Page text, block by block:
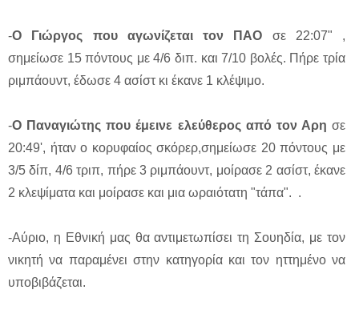
-Ο Γιώργος που αγωνίζεται τον ΠΑΟ σε 22:07" ,
σημείωσε 15 πόντους με 4/6 διπ. και 7/10 βολές. Πήρε τρία
ριμπάουντ, έδωσε 4 ασίστ κι έκανε 1 κλέψιμο.
-Ο Παναγιώτης που έμεινε ελεύθερος από τον Αρη σε
20:49', ήταν ο κορυφαίος σκόρερ,σημείωσε 20 πόντους με
3/5 δίπ, 4/6 τριπ, πήρε 3 ριμπάουντ, μοίρασε 2 ασίστ, έκανε
2 κλεψίματα και μοίρασε και μια ωραιότατη "τάπα". .
-Αύριο, η Εθνική μας θα αντιμετωπίσει τη Σουηδία, με τον
νικητή να παραμένει στην κατηγορία και τον ηττημένο να
υποβιβάζεται.